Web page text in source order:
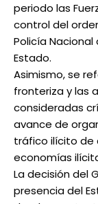
periodo las
control del
Policía
Estado.
Asimismo, se
fronteriza y las
consideradas
avance de
tráfico ilícito de
economías
La decisión del
presencia del